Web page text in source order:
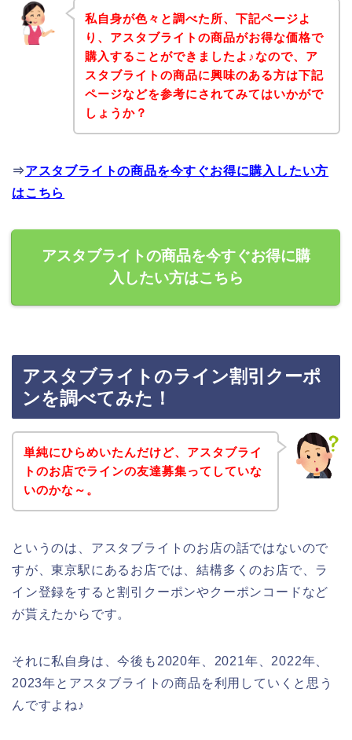
私自身が色々と調べた所、下記ページよ
り、アスタブライトの商品がお得な価格で
購入することができましたよ♪なので、ア
スタブライトの商品に興味のある方は下記
ページなどを参考にされてみてはいかがで
しょうか？
⇒アスタブライトの商品を今すぐお得に購入したい方
はこちら
アスタブライトの商品を今すぐお得に購
入したい方はこちら
アスタブライトのライン割引クーポ
ンを調べてみた！
単純にひらめいたんだけど、アスタブライ
トのお店でラインの友達募集ってしていな
いのかな～。
というのは、アスタブライトのお店の話ではないので
すが、東京駅にあるお店では、結構多くのお店で、ラ
イン登録をすると割引クーポンやクーポンコードなど
が貰えたからです。
それに私自身は、今後も2020年、2021年、2022年、
2023年とアスタブライトの商品を利用していくと思う
んですよね♪